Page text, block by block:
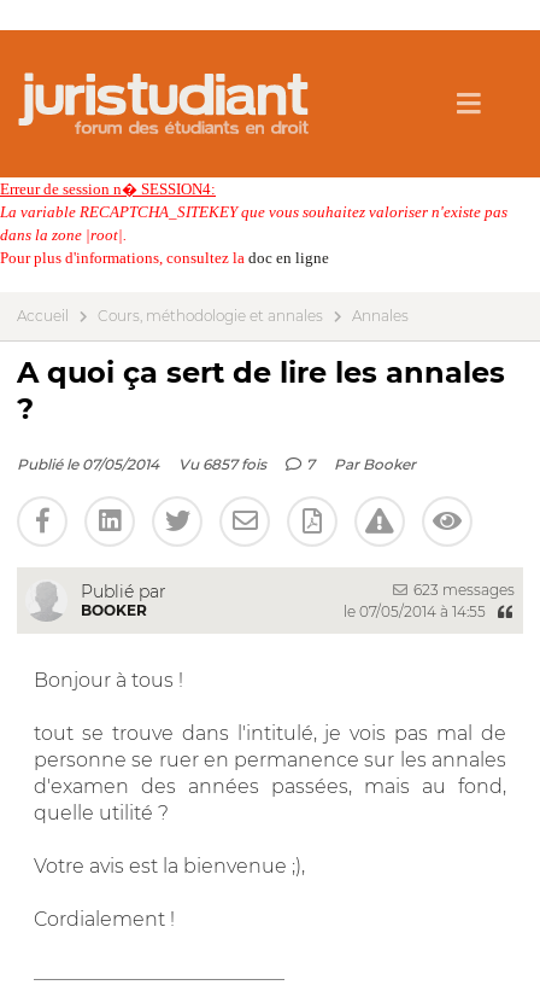
Erreur de session n� SESSION4:
La variable RECAPTCHA_SITEKEY que vous souhaitez valoriser n'existe pas
dans la zone |root|.
Pour plus d'informations, consultez la doc en ligne
Accueil Cours, méthodologie et annales Annales
A quoi ça sert de lire les annales
?
Publié le 07/05/2014 Vu 6857 fois 7 Par Booker
Publié par
BOOKER
623 messages
le 07/05/2014 à 14:55
Bonjour à tous !
tout se trouve dans l'intitulé, je vois pas mal de
personne se ruer en permanence sur les annales
d'examen des années passées, mais au fond,
quelle utilité ?
Votre avis est la bienvenue ;),
Cordialement !